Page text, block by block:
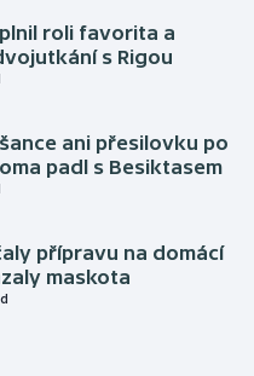
roli favorita a
s Rigou
ani přesilovku po
padl s Besiktasem
přípravu na domácí
maskota